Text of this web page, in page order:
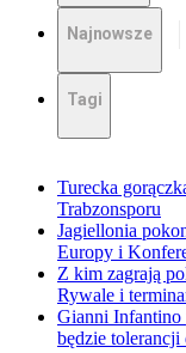
Najnowsze
Tagi
Turecka
Trabzonsporu
Jagiellonia
Europy i
Z kim zagrają
Rywale i
Gianni Infantino
będzie tolerancji